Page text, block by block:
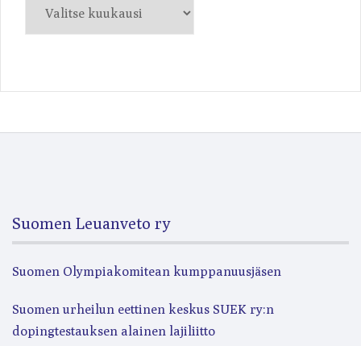
Suomen Leuanveto ry
Suomen Olympiakomitean kumppanuusjäsen
Suomen urheilun eettinen keskus SUEK ry:n
dopingtestauksen alainen lajiliitto